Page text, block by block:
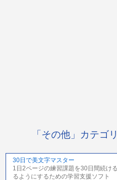
「その他」カテゴ
30日で美文字マスター
1日2ページの練習課題を30日間続け
るようにするための学習支援ソフト